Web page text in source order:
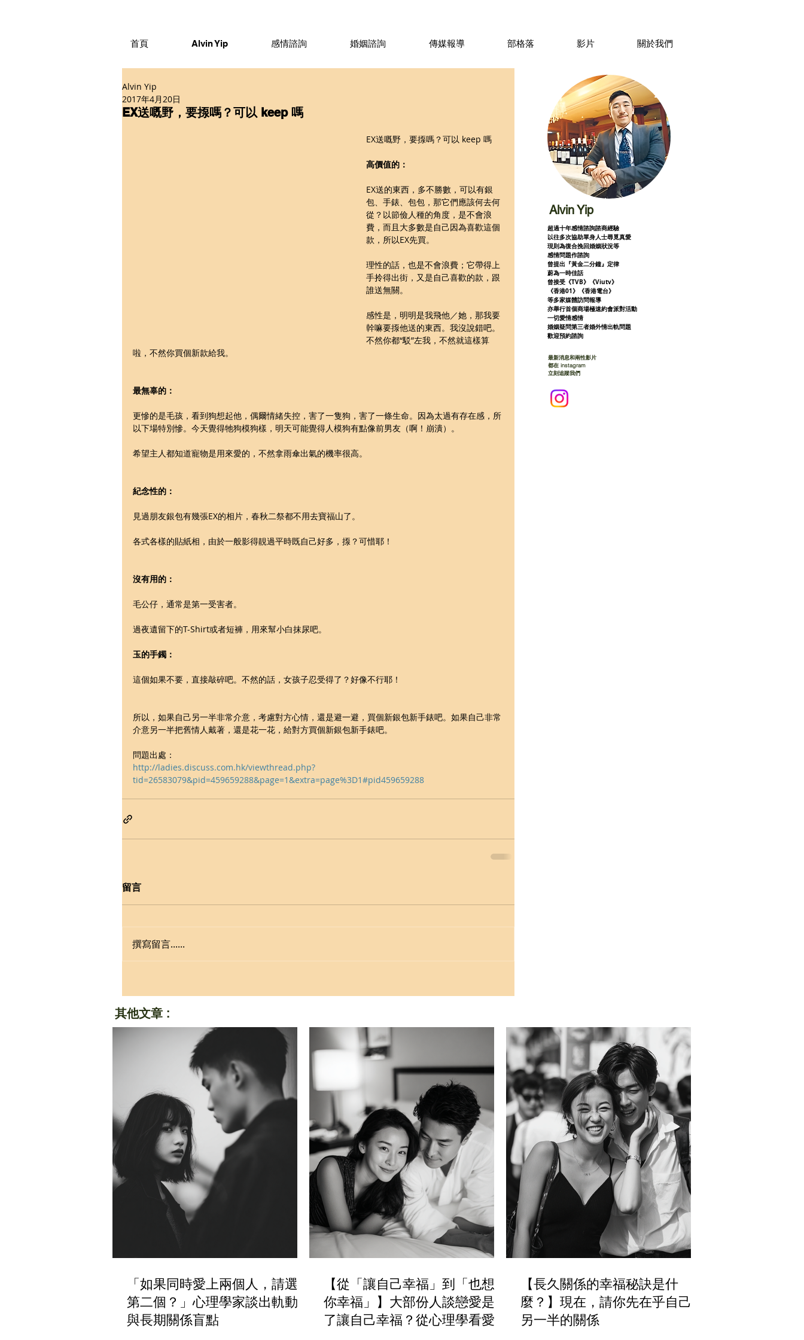
首頁 Alvin Yip 感情諮詢 婚姻諮詢 傳媒報導 部格落 影片 關於我們
EX送嘅野，要揼嗎？可以 keep 嗎
Alvin Yip
2017年4月20日
EX送嘅野，要揼嗎？可以 keep 嗎
高價值的：
EX送的東西，多不勝數，可以有銀
包、手錶、包包，那它們應該何去何
從？以節儉人種的角度，是不會浪
費，而且大多數是自己因為喜歡這個
款，所以EX先買。
理性的話，也是不會浪費；它帶得上
手拎得出街，又是自己喜歡的款，跟
誰送無關。
感性是，明明是我飛他／她，那我要
幹嘛要揼他送的東西。我沒說錯吧。
不然你都“駁”左我，不然就這樣算
啦，不然你買個新款給我。
最無辜的：
更慘的是毛孩，看到狗想起他，偶爾情緒失控，害了一隻狗，害了一條生命。因為太過有存在感，所
以下場特別慘。今天覺得牠狗模狗樣，明天可能覺得人模狗有點像前男友（啊！崩潰）。
希望主人都知道寵物是用來愛的，不然拿雨傘出氣的機率很高。
紀念性的：
見過朋友銀包有幾張EX的相片，春秋二祭都不用去寶福山了。
各式各樣的貼紙相，由於一般影得靚過平時既自己好多，揼？可惜耶！
沒有用的：
毛公仔，通常是第一受害者。
過夜遺留下的T-Shirt或者短褲，用來幫小白抹尿吧。
玉的手鐲：
這個如果不要，直接敲碎吧。不然的話，女孩子忍受得了？好像不行耶！
所以，如果自己另一半非常介意，考慮對方心情，還是避一避，買個新銀包新手錶吧。如果自己非常
介意另一半把舊情人戴著，還是花一花，給對方買個新銀包新手錶吧。
問題出處：
http://ladies.discuss.com.hk/viewthread.php?
tid=26583079&pid=459659288&page=1&extra=page%3D1#pid459659288
留言
撰寫留言......
Alvin Yip
超過十年感情諮詢諮商經驗
以往多次協助單身人士尋覓真愛
現則為復合挽回婚姻狀況等
感情問題作諮詢
曾提出『黃金二分鐘』定律
蔚為一時佳話
曾接受《TVB》《Viutv》
《香港01》
《香港電台》
等多家媒體訪問報導
亦舉行首個商場極速約會派對活動
一切愛情感情
婚姻疑問第三者婚外情出軌問題
歡迎預約諮詢
最新消息和兩性影片
都在 instagram
立刻追蹤我們
其他文章 :
「如果同時愛上兩個人，請選擇
第二個？」心理學家談出軌動機
與長期關係盲點
【從「讓自己幸福」到「也想讓
你幸福」】大部份人談戀愛是為
了讓自己幸福？從心理學看愛情
【長久關係的幸福秘訣是什
麼？】現在，請你先在乎自己跟
另一半的關係